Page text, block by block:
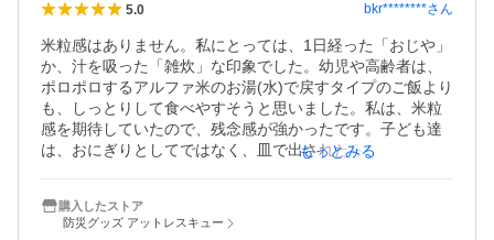
5.0 bkr********さん
米粒感はありません。私にとっては、1日経った「おじや」
か、汁を吸った「雑炊」な印象でした。幼児や高齢者は、
ポロポロするアルファ米のお湯(水)で戻すタイプのご飯より
も、しっとりして食べやすそうと思いました。私は、米粒
感を期待していたので、残念感が強かったです。子ども達
は、おにぎりとしてではなく、皿で出されたら、別に大丈
もっとみる
購入したストア
防災グッズ アットレスキュー